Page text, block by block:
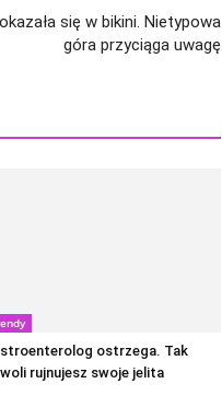
się w bikini. Nietypowa
góra przyciąga uwagę
ostrzega. Tak
rujnujesz swoje jelita